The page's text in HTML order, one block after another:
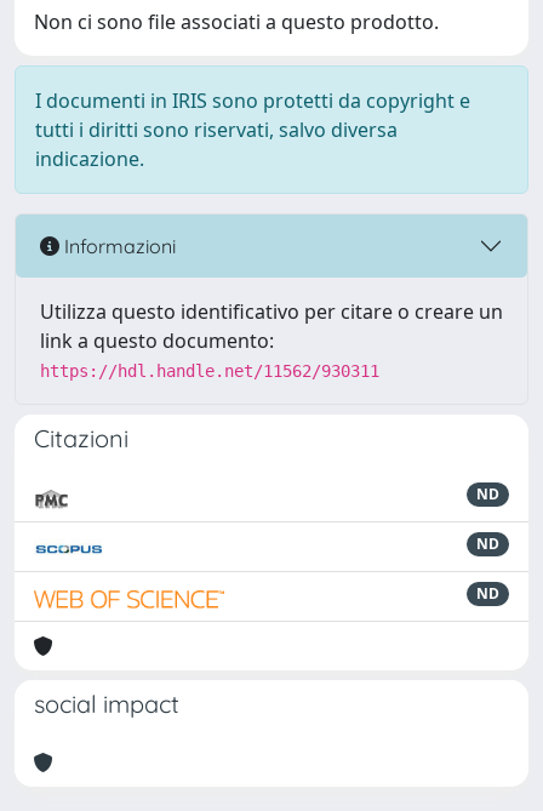
Non ci sono file associati a questo prodotto.
I documenti in IRIS sono protetti da copyright e
tutti i diritti sono riservati, salvo diversa
indicazione.
Informazioni
Utilizza questo identificativo per citare o creare un
link a questo documento:
https://hdl.handle.net/11562/930311
Citazioni
ND
ND
ND
social impact